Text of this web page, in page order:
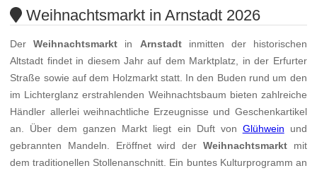
Weihnachtsmarkt in Arnstadt 2026
DerWeihnachtsmarkt in Arnstadtinmitten der historischen
Altstadt findet in diesem Jahr auf dem Marktplatz, in der Erfurter
Straße sowie auf dem Holzmarkt statt. In den Buden rund um den
im Lichterglanz erstrahlenden Weihnachtsbaum bieten zahlreiche
Händler allerlei weihnachtliche Erzeugnisse und Geschenkartikel
an. Über dem ganzen Markt liegt ein Duft von Glühwein und
gebrannten Mandeln. Eröffnet wird der Weihnachtsmarktmit
dem traditionellen Stollenanschnitt. Ein buntes Kulturprogramm an